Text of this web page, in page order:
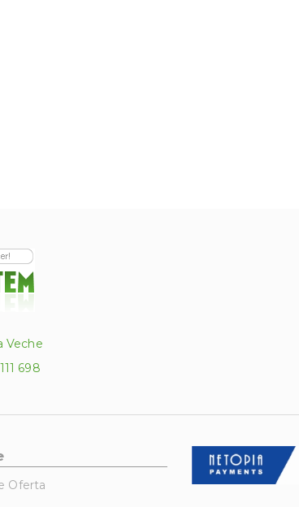
Veche
698
Oferta